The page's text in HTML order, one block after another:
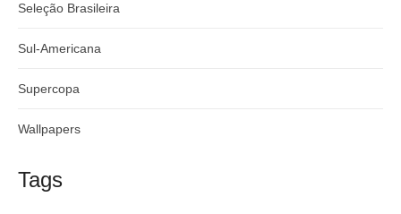
Seleção Brasileira
Sul-Americana
Supercopa
Wallpapers
Tags